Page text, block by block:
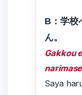
B：学校
ん。
Gakkou
Saya